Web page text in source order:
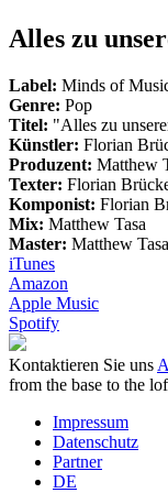
Alles zu
Label: Minds of
Genre: Pop
Titel: "Alles zu
Künstler: Florian
Produzent: Matthew
Texter: Florian
Komponist: Florian
Mix: Matthew Tasa
Master: Matthew Tasa
iTunes
Amazon
Apple Music
Spotify
Kontaktieren Sie uns
from the base to the
Impressum
Datenschutz
Partner
DE